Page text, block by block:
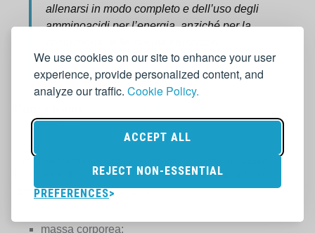
We use cookies on our site to enhance your user
experience, provide personalized content, and
analyze our traffic. Cookie Policy.
ACCEPT ALL
REJECT NON-ESSENTIAL
PREFERENCES
allenarsi in modo completo e dell’uso degli
amminoacidi per l’energia, anziché per la
miti, top-5 diete
Quanti carboidrati servono per aumentare la massa muscolare?
La norma di carboidrati nella dieta di uno sportivo è
determinata da diversi fattori:
massa corporea;